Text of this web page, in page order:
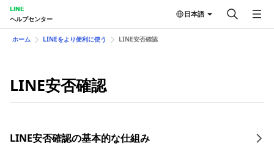
LINE
ヘルプセンター
日本語
ホーム LINEをより便利に使う LINE安否確認
LINE安否確認
LINE安否確認の基本的な仕組み